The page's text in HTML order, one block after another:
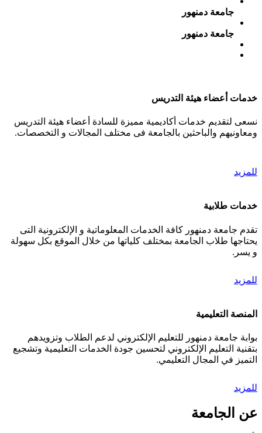
جامعة دمنهور
جامعة دمنهور
خدمات أعضاء هيئة التدريس
نسعى لتقديم خدمات أكاديمية مميزة للسادة أعضاء هيئة التدريس
ومعاونيهم والباحثين بالجامعة فى مختلف المجالات و التخصصات.
للمزيد
خدمات طلابية
تقدم جامعة دمنهور كافة الخدمات المعلوماتية و الإلكترونية التى
يحتاجها طلاب الجامعة بمختلف كلياتها من خلال الموقع بكل سهولة
و يسر.
للمزيد
المنصة التعليمية
بوابة جامعة دمنهور للتعليم الإلكتروني لدعم الطلاب وتزويدهم
بتقنية التعليم الإلكتروني لتحسين جودة الخدمات التعليمية وتشجيع
التميز في المجال التعليمي.
للمزيد
عن الجامعة